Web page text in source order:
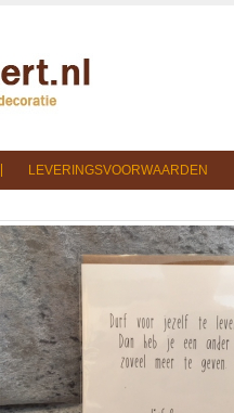
LEVERINGSVOORWAARDEN